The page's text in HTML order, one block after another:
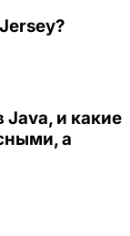
Java, и какие
а